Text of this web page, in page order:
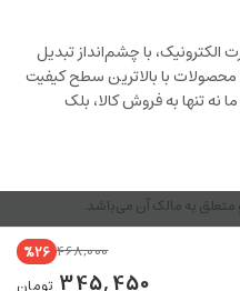
468,000
%26
تومان
الکترونیک، با چشم‌انداز تبدیل
با بالاترین سطح کیفیت
نه تنها به فروش کالا، بلک
به مالک آن می‌باشد.